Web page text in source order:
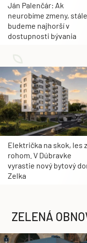
Ján Palenčár: Ak
neurobíme zmeny, stále
budeme najhorší v
dostupnosti bývania
Električka na skok, les
rohom. V Dúbravke
vyrastie nový bytový
Zelka
ZELENÁ